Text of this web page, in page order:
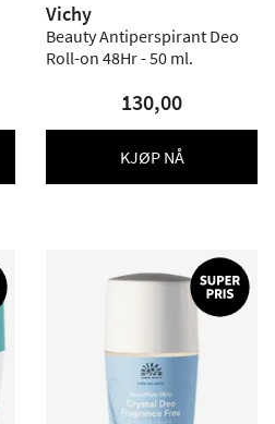
Vichy
Beauty Antiperspirant Deo
Roll-on 48Hr - 50 ml.
130,00
KJØP NÅ